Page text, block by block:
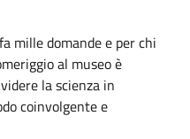
mille domande e per chi
al museo è
la scienza in
coinvolgente e